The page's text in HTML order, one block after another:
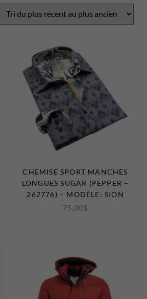
NOUVEAUTÉS
CHEMISE SPORT MANCHES
LONGUES SUGAR (PEPPER –
262776) – MODÈLE: SION
75,00$